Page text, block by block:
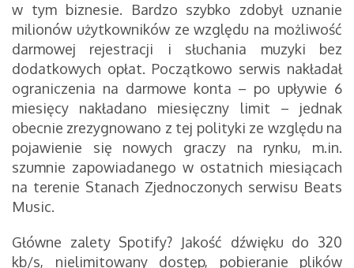
w tym biznesie. Bardzo szybko zdobył uznanie
milionów użytkowników ze względu na możliwość
darmowej rejestracji i słuchania muzyki bez
dodatkowych opłat. Początkowo serwis nakładał
ograniczenia na darmowe konta – po upływie 6
miesięcy nakładano miesięczny limit – jednak
obecnie zrezygnowano z tej polityki ze względu na
pojawienie się nowych graczy na rynku, m.in.
szumnie zapowiadanego w ostatnich miesiącach
na terenie Stanach Zjednoczonych serwisu Beats
Music.
Główne zalety Spotify? Jakość dźwięku do 320
kb/s, nielimitowany dostęp, pobieranie plików